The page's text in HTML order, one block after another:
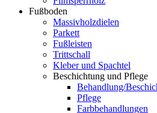
Fußboden
Massivholzdielen
Parkett
Fußleisten
Trittschall
Kleber und Spachtel
Beschichtung und Pflege
Behandlung/
Pflege
Farbbehandlungen